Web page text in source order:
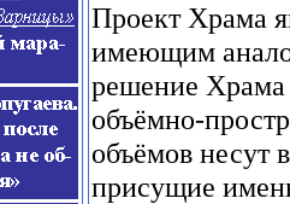
Проект Храма
имеющим
решение Храма
объёмно-
объёмов несут
присущие